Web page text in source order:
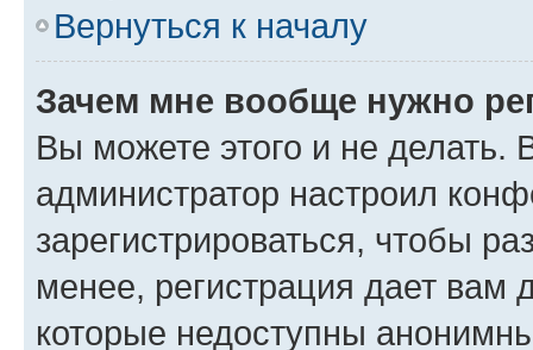
Вернуться к началу
Зачем мне вообще нужно
Вы можете этого и не делать.
администратор настроил
зарегистрироваться, чтобы
менее, регистрация дает вам
которые недоступны